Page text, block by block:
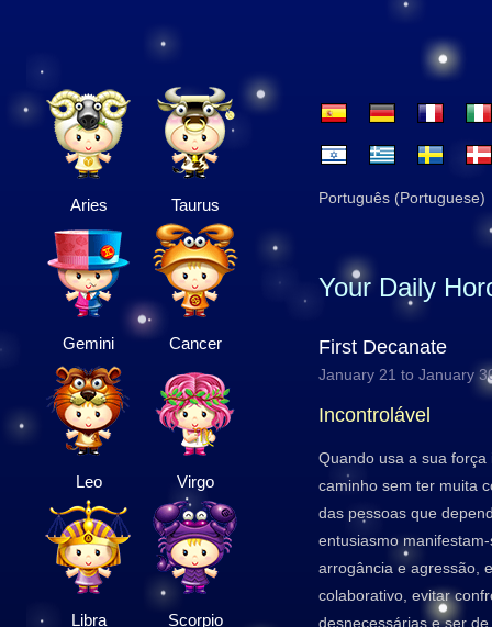
Aries Taurus
Gemini Cancer
Leo Virgo
Libra Scorpio
Português (Portuguese)
Your Daily
First Decanate
January 21 to January
Incontrolável
Quando usa a sua
caminho sem ter muita
das pessoas que
entusiasmo
arrogância e agressão,
colaborativo, evitar
desnecessárias e ser